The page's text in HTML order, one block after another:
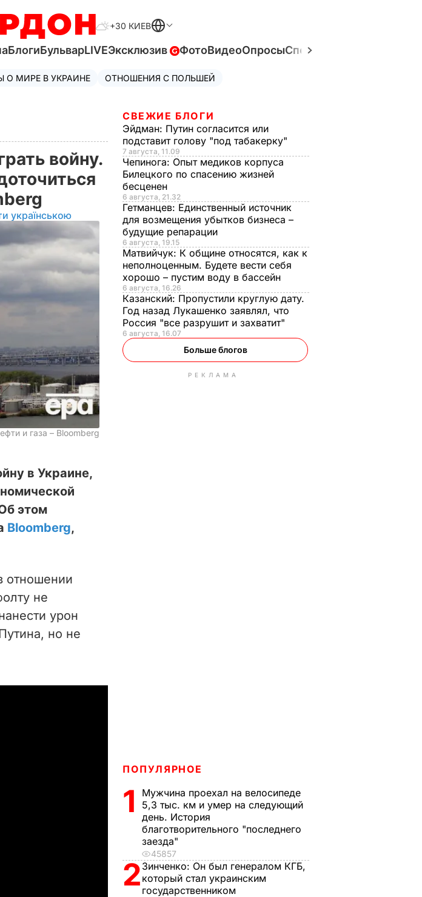
+30 КИЕВ
БлогиБульварLIVEЭксклюзив ФотоВидеоОпросыСпецпроекты
О МИРЕ В УКРАИНЕ ОТНОШЕНИЯ С ПОЛЬШЕЙ
войну.
українською
и газа – Bloomberg
в Украине,
этом
Bloomberg,
отношении
не
урон
но не
СВЕЖИЕ БЛОГИ
Эйдман: Путин согласится или
подставит голову "под табакерку"
7 августа, 11.09
Чепинога: Опыт медиков корпуса
Билецкого по спасению жизней
бесценен
6 августа, 21.32
Гетманцев: Единственный источник
для возмещения убытков бизнеса –
будущие репарации
6 августа, 19.15
Матвийчук: К общине относятся, как к
неполноценным. Будете вести себя
хорошо – пустим воду в бассейн
6 августа, 16.26
Казанский: Пропустили круглую дату.
Год назад Лукашенко заявлял, что
Россия "все разрушит и захватит"
6 августа, 16.07
Больше блогов
РЕКЛАМА
ПОПУЛЯРНОЕ
1
Мужчина проехал на велосипеде
5,3 тыс. км и умер на следующий
день. История
благотворительного "последнего
заезда"
45857
2 Зинченко: Он был генералом КГБ,
который стал украинским
государственником